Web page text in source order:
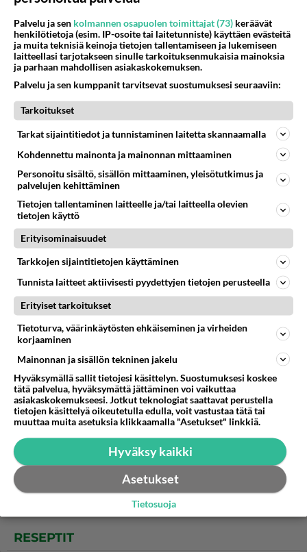
Muistatko? Kädestä suuhun
elävä Satu sai jättimäisen
rahasalkun Henry-
miljonääriltä
Tiesitkö? Martina Aitolehden
laulaja
Luetuimmat: Aarne Pelkonen
ja Noora Louhimo vihdoinkin
yhdessä - Tätä moni jo odotti
Danny, 83, teki yllättävän
teon - Missä on 25-vuotias
Helmi Loukasmäki?
Kun yksi kauhallinen ei riitä...
Tämä helppo arkiruoka ei jää
syömättä!
RESEPTIT
Palvelu ja sen kolmannen osapuolen toimittajat (73) keräävät
henkilötietoja (esim. IP-osoite tai laitetunniste) käyttäen evästeitä
ja muita teknisiä keinoja tietojen tallentamiseen ja lukemiseen
laitteellasi tarjotakseen sinulle tarkoituksenmukaisia mainoksia
ja parhaan mahdollisen asiakaskokemuksen.
Palvelu ja sen kumppanit tarvitsevat suostumuksesi seuraaviin:
Tarkoitukset
Tarkat sijaintitiedot ja tunnistaminen laitetta skannaamalla
Kohdennettu mainonta ja mainonnan mittaaminen
Personoitu sisältö, sisällön mittaaminen, yleisötutkimus ja
palvelujen kehittäminen
Tietojen tallentaminen laitteelle ja/tai laitteella olevien
tietojen käyttö
Erityisominaisuudet
Tarkkojen sijaintitietojen käyttäminen
Tunnista laitteet aktiivisesti pyydettyjen tietojen perusteella
Erityiset tarkoitukset
Tietoturva, väärinkäytösten ehkäiseminen ja virheiden
korjaaminen
Mainonnan ja sisällön tekninen jakelu
Hyväksymällä sallit tietojesi käsittelyn. Suostumuksesi koskee
tätä palvelua, hyväksymättä jättäminen voi vaikuttaa
asiakaskokemukseesi. Jotkut teknologiat saattavat perustella
tietojen käsittelyä oikeutetulla edulla, voit vastustaa tätä tai
muuttaa muita asetuksia klikkaamalla "Asetukset" linkkiä.
Hyväksy kaikki
Asetukset
Tietosuoja